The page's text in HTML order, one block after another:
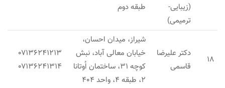
(زیبایی-
ترمیمی)
طبقه دوم
۱۸
دکتر علیرضا
قاسمی
شیراز، میدان احسان،
خیابان معالی آباد، نبش
کوچه ۳۱، ساختمان اُوتانا
۲، طبقه ۴، واحد ۴۰۴
۰۷۱۳۶۲۴۱۲۱۳
۰۷۱۳۶۲۴۱۳۱۴